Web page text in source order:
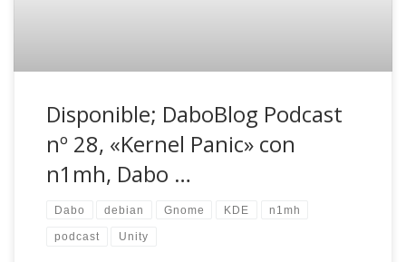
Disponible; DaboBlog Podcast
nº 28, «Kernel Panic» con
n1mh, Dabo …
Dabo debian Gnome KDE n1mh
podcast Unity